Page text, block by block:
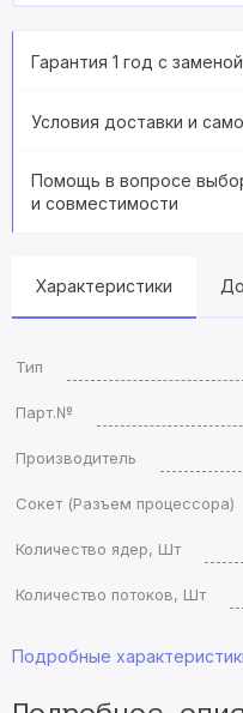
Гарантия 1 год с
Условия доставки и
Помощь в вопросе
и совместимости
Характеристики
Тип
Парт.№
Производитель
Сокет (Разъем процессора)
Количество ядер, Шт
Количество потоков, Шт
Подробные